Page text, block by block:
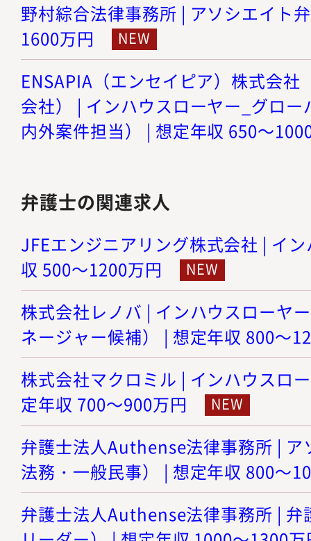
野村綜合法律事務所 | アソシエイト
1600万円
ENSAPIA（エンセイピア）株式会
会社） | インハウスローヤー_グロ
内外案件担当） | 想定年収 650～
弁護士の関連求人
JFEエンジニアリング株式会社 | イ
収 500～1200万円
株式会社レノバ | インハウスローヤ
ネージャー候補） | 想定年収 800～
株式会社マクロミル | インハウスロ
定年収 700～900万円
弁護士法人Authense法律事務所 | ア
法務・一般民事） | 想定年収 800～
弁護士法人Authense法律事務所 | 弁